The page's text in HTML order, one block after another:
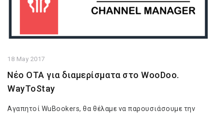
18 May 2017
Νέο OTA για διαμερίσματα στο WooDoo.
WayToStay
Αγαπητοί WuBookers, θα θέλαμε να παρουσιάσουμε την